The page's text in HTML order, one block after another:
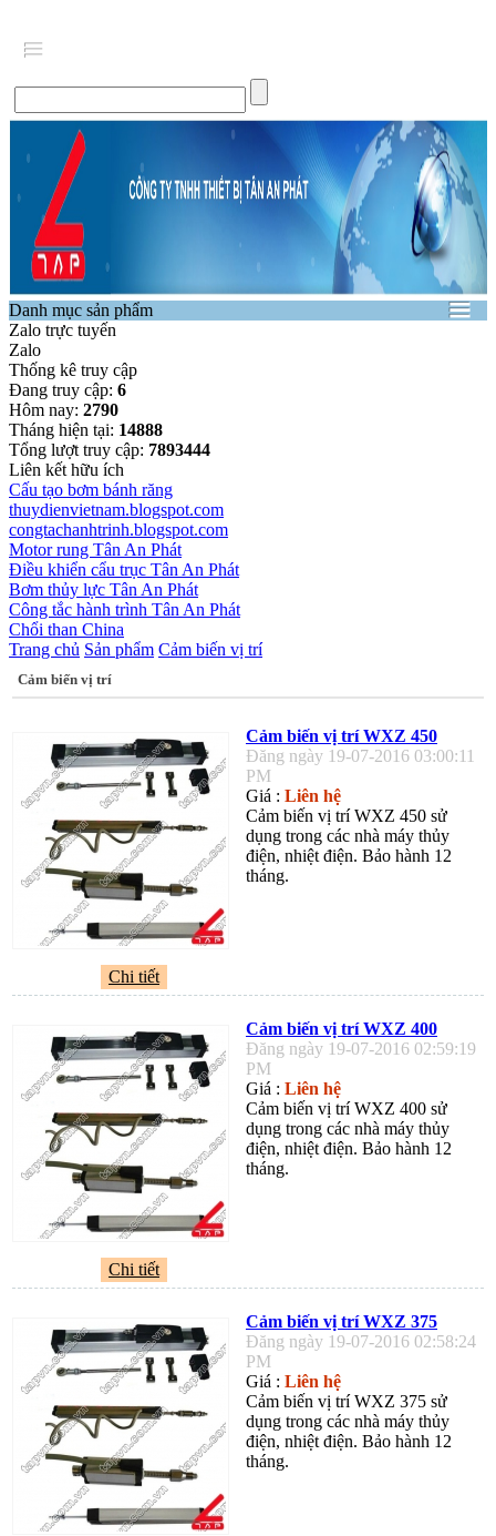
Danh mục sản phẩm
Zalo trực tuyến
Zalo
Thống kê truy cập
Đang truy cập: 6
Hôm nay: 2790
Tháng hiện tại: 14888
Tổng lượt truy cập: 7893444
Liên kết hữu ích
Cấu tạo bơm bánh răng
thuydienvietnam.blogspot.com
congtachanhtrinh.blogspot.com
Motor rung Tân An Phát
Điều khiển cẩu trục Tân An Phát
Bơm thủy lực Tân An Phát
Công tắc hành trình Tân An Phát
Chổi than China
Trang chủ Sản phẩm Cảm biến vị trí
Cảm biến vị trí
Cảm biến vị trí WXZ 450
Đăng ngày 19-07-2016 03:00:11
PM
Giá : Liên hệ
Cảm biến vị trí WXZ 450 sử
dụng trong các nhà máy thủy
điện, nhiệt điện. Bảo hành 12
tháng.
Chi tiết
Cảm biến vị trí WXZ 400
Đăng ngày 19-07-2016 02:59:19
PM
Giá : Liên hệ
Cảm biến vị trí WXZ 400 sử
dụng trong các nhà máy thủy
điện, nhiệt điện. Bảo hành 12
tháng.
Chi tiết
Cảm biến vị trí WXZ 375
Đăng ngày 19-07-2016 02:58:24
PM
Giá : Liên hệ
Cảm biến vị trí WXZ 375 sử
dụng trong các nhà máy thủy
điện, nhiệt điện. Bảo hành 12
tháng.